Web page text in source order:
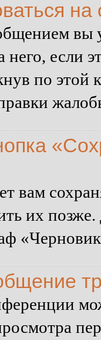
вы
если
по этой
вам
их